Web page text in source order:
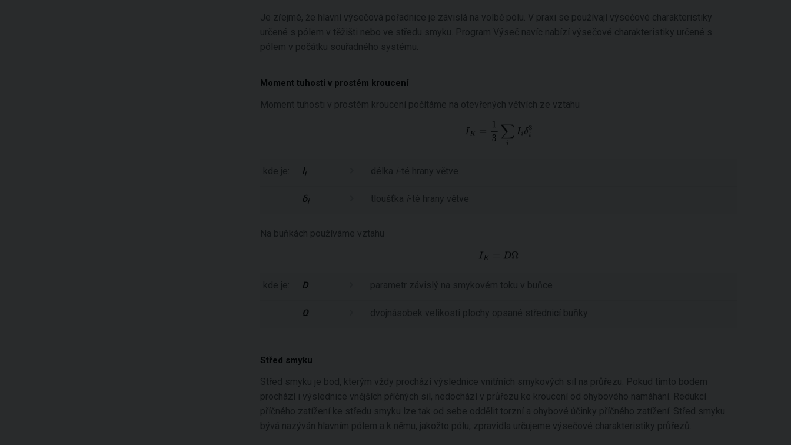
Je zřejmé, že hlavní výsečová pořadnice je závislá na volbě pólu. V praxi se používají výsečové charakteristiky
určené s pólem v těžišti nebo ve středu smyku. Program Výseč navíc nabízí výsečové charakteristiky určené s
pólem v počátku souřadného systému.
Moment tuhosti v prostém kroucení
Moment tuhosti v prostém kroucení počítáme na otevřených větvích ze vztahu
kde je: li délka i-té hrany větve
δi tloušťka i-té hrany větve
Na buňkách používáme vztahu
kde je: D parametr závislý na smykovém toku v buňce
Ω dvojnásobek velikosti plochy opsané střednicí buňky
Střed smyku
Střed smyku je bod, kterým vždy prochází výslednice vnitřních smykových sil na průřezu. Pokud tímto bodem
prochází i výslednice vnějších příčných sil, nedochází v průřezu ke kroucení od ohybového namáhání. Redukcí
příčného zatížení ke středu smyku lze tak od sebe oddělit torzní a ohybové účinky příčného zatížení. Střed smyku
bývá nazýván hlavním pólem a k němu, jakožto pólu, zpravidla určujeme výsečové charakteristiky průřezů.